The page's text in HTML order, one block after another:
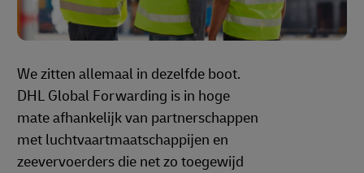
We zitten allemaal in dezelfde boot.
DHL Global Forwarding is in hoge
mate afhankelijk van partnerschappen
met luchtvaartmaatschappijen en
zeevervoerders die net zo toegewijd